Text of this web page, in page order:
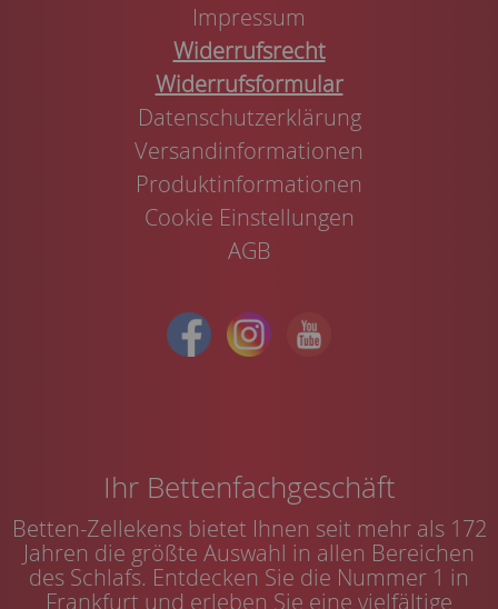
Impressum
Widerrufsrecht
Widerrufsformular
Datenschutzerklärung
Versandinformationen
Produktinformationen
Cookie Einstellungen
AGB
Ihr Bettenfachgeschäft
Betten-Zellekens bietet Ihnen seit mehr als 172
Jahren die größte Auswahl in allen Bereichen
des Schlafs. Entdecken Sie die Nummer 1 in
Frankfurt und erleben Sie eine vielfältige